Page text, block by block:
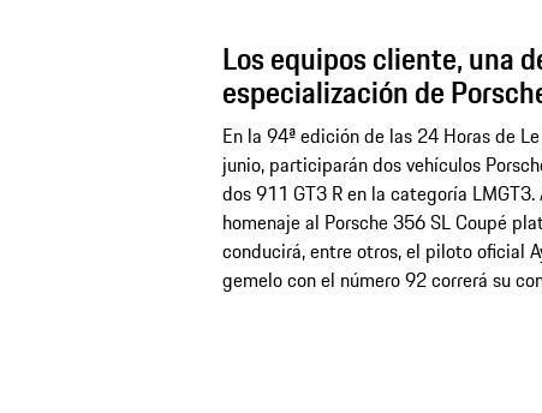
Los equipos cliente, una
especialización de
En la 94ª edición de las 24 Horas de
junio, participarán dos vehículos
dos 911 GT3 R en la categoría
homenaje al Porsche 356 SL Coupé
conducirá, entre otros, el piloto oficial
gemelo con el número 92 correrá su